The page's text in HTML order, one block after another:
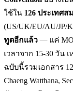
ใช้ใน 126 ประเทศส
(US/UK/EU/AU/JP/
ทูตอีกแล้ว — แค่
เวลาจาก 15-30 วัน เ
ฉบับนี้รวมเอกสาร
Chaeng Watthana,